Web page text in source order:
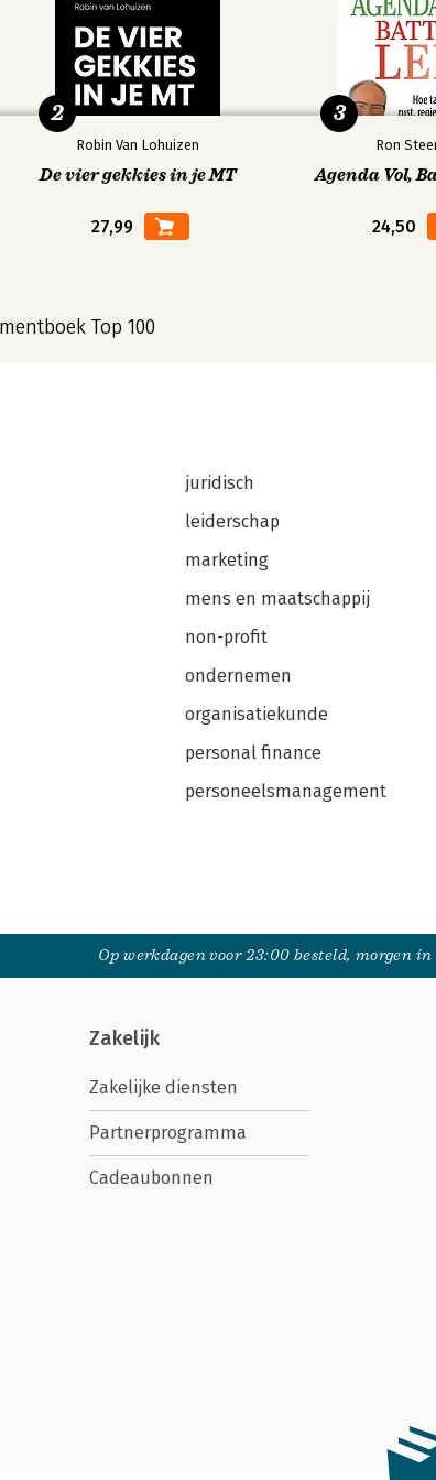
Robin Van Lohuizen
De vier gekkies in je MT
27,99
2
Ron
Agenda Vol,
24,50
3
Top 100
juridisch
leiderschap
marketing
mens en maatschappij
non-profit
ondernemen
organisatiekunde
personal finance
personeelsmanagement
Op werkdagen voor 23:00 besteld, morgen
Zakelijk
Zakelijke diensten
Partnerprogramma
Cadeaubonnen